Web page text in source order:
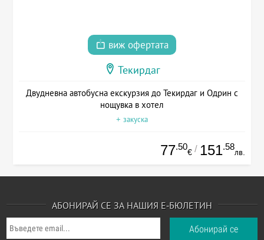
виж офертата
Текирдаг
Двудневна автобусна екскурзия до Текирдаг и Одрин с
нощувка в хотел
+ закуска
77.50
€ / 151.58
лв.
АБОНИРАЙ СЕ ЗА НАШИЯ Е-БЮЛЕТИН